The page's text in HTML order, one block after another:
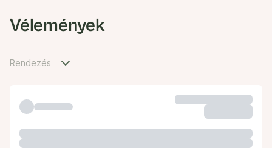
Vélemények
Rendezés